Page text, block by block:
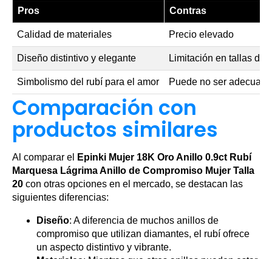
Pros Contras
Calidad de materiales Precio elevado
Diseño distintivo y elegante Limitación en tallas
Simbolismo del rubí para el amor Puede no ser
Comparación con
productos similares
Al comparar el
Epinki Mujer 18K Oro Anillo 0.9ct Rubí
Marquesa Lágrima Anillo de Compromiso Mujer Talla
20 con otras opciones en el mercado, se destacan las
siguientes diferencias:
Diseño: A diferencia de muchos anillos de
compromiso que utilizan diamantes, el rubí ofrece
un aspecto distintivo y vibrante.